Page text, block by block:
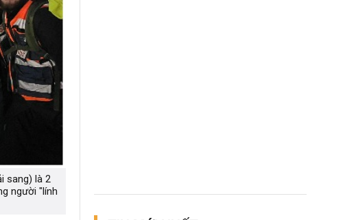
sang) là 2
người "lính